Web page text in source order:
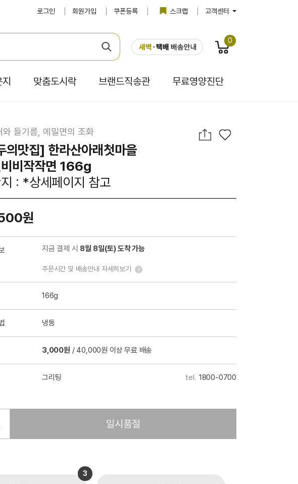
로그인 회원가입 쿠폰등록 스크랩 고객센터
0
맞춤도시락 브랜드직송관 무료영양진단
와 들기름, 메밀면의 조화
의맛집] 한라산아래첫마을
비작작면 166g
: *상세페이지 참고
원
지금 결제 시 8월 8일(토) 도착 가능
주문시간 및 배송안내 자세히보기
166g
냉동
3,000원 / 40,000원 이상 무료 배송
그리팅 1800-0700
일시품절
3